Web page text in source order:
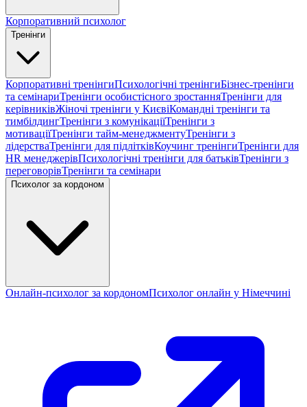
Корпоративний психолог
Тренінги
Корпоративні тренінгиПсихологічні тренінгиБізнес-тренінги
та семінариТренінги особистісного зростанняТренінги для
керівниківЖіночі тренінги у КиєвіКомандні тренінги та
тимбілдингТренінги з комунікаціїТренінги з
мотиваціїТренінги тайм-менеджментуТренінги з
лідерстваТренінги для підлітківКоучинг тренінгиТренінги для
HR менеджерівПсихологічні тренінги для батьківТренінги з
переговорівТренінги та семінари
Психолог за кордоном
Онлайн-психолог за кордономПсихолог онлайн у Німеччині